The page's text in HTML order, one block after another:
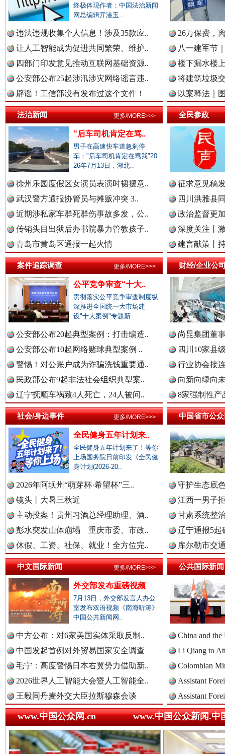
中国农业新闻网.
中国视频新闻网.
中国廉政法纪网.
中国律师在线.
中国参政网.中
中国全民新闻网.
中国公众新闻网.
中国公民新闻网.
中国公共新闻网.
中国法制新闻网.
中国法治新闻网.
中国法院新闻网.
中国检察新闻网.
中国医药新闻网.
中国企业新闻网.
雄关漫道展新颜 “
春天里的科技盛宴
巳巳如意，开工大吉！ 三轮上
“后车司机肯定在骂我” 全民健
终极体现作者：中国法治新闻
网总编辑亓淦玉..
违法违规收集个人信息！涉及35款应..
让人工智能成为促进共同繁荣、维护..
四部门印发意见推动互联网基础资源..
公安部公布25起涉汛涉灾网络谣言违..
辟谣！工信部没有发布过这个文件！
26万保费，
八一建军节
楼下漏水楼
将建筑垃圾
以案释法｜
法治新闻
“后车司机肯定在骂..
男子在高速快车道急刹停
车："后车司机肯定在骂我"20
26年7月13日，湖北..
徐州乐园度假区女演员表演时裙摆意..
武汉警方通报协管员与摊贩冲突 3..
近期涉私家车群死群伤事故多发，公..
传销头目出狱后办书院暴力管教孩子..
青岛市黄岛区通报一起火情
更多/MORE>>> 全民参政
征求意见稿
四川洪雅县
政治监督更
深度关注丨
建言献策丨
案件追踪调查
公平竞争审查“十大..
贯彻落实公平竞争审查制度纵
深推进全国统一大市场建
设"十大案例"专题新..
公安部公布20起典型案例：打击编造..
公安部公布10起网络赌球典型案例 ..
警惕！对公账户成为诈骗洗钱重要通..
民政部公布9起非法社会组织典型案..
辽宁抚顺车祸致4人死亡，24人被问..
更多/MORE>>> 财经/企业公
尚昆集团董
四川10家县
行业协会接
向新向绿向
8家强制性产
社会/身边事件
全民健身五年计划来..
全民健身五年计划来了！等你
上场国务院日前印发《全民健
身计划(2026-20..
2026年阿坝州“萌芽杯·希望杯”三..
镜头丨大暑三秋近
主动投案！贵州习酒总经理助理、酒..
彭水突发山体崩塌 重庆市委、市政..
休假、工资、社保、就业！全方位完..
更多/MORE>>> 中国省市公
守护生态底
江西一男子
甘肃系统整
辽宁通报5起
库尔勒市交
中文国际新闻
外交部发布重磅视频
7月13日，外交部发言人办公
室发布双语视频《南海听涛》
中国公共新闻网..
中方公布：对6家美国实体采取反制..
中国发起首例对外贸易国家安全调查
毛宁：高度警惕日本右翼势力借助新..
2026世界人工智能大会暨人工智能全..
王毅同丹麦外交大臣拉斯穆森会谈
更多/MORE>>> 公共国际新闻
China and
Li Qiang to
Colombian
Assistant
Assistant
www.中国公众网.cn www.中国公众新闻.中